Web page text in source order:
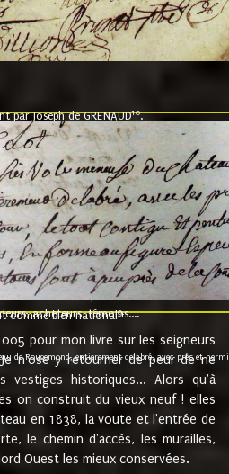
Joseph de GRENAUD10.
le ving neuvième jour du mois de
Guillaume de Moyriat chevalier baron
a monseigneur monsieur
parlement de Bourgogne, present et
a sur ses hommes, indivisables et
le dit seigneur Baron et ses
terriers, etc... au prix de 880 livre louis
acheteurs, témoins....
comme bien national9.
de Rougemond, entierement delabré, avec près et
pour mon livre sur les seigneurs
n'ose y retourner de peur de ne
vestiges historiques... Alors qu'à
on construit du vieux neuf ! elles
en 1838, la voute et l'entrée de
le chemin d'accès, les murailles,
Ouest les mieux conservées.